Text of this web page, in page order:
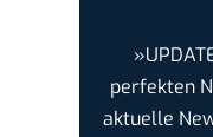
perfekten
aktuelle